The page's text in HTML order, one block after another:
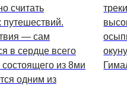
считать
путешествий.
— сам
в сердце всего
из 8ми
одним из